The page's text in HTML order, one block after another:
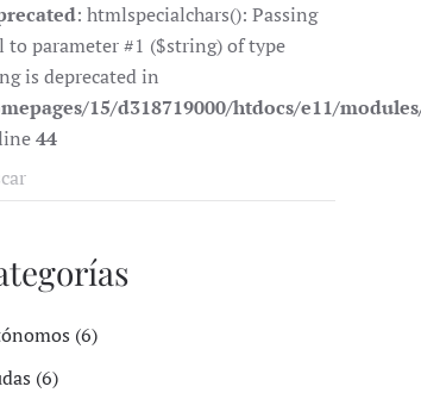
: htmlspecialchars(): Passing
to parameter #1 ($string) of type
is deprecated in
15/d318719000/htdocs/e11/
44
(6)
(6)